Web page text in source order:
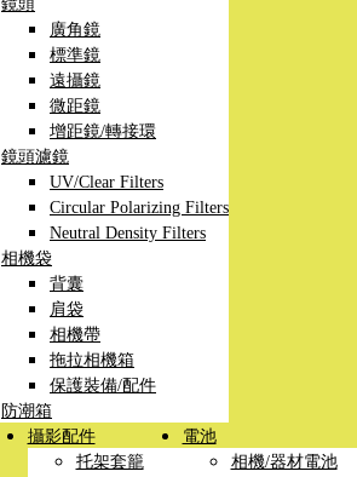
鏡頭
廣角鏡
標準鏡
遠攝鏡
微距鏡
增距鏡/轉接環
鏡頭濾鏡
UV/Clear Filters
Circular Polarizing Filters
Neutral Density Filters
相機袋
背囊
肩袋
相機帶
拖拉相機箱
保護裝備/配件
防潮箱
攝影配件
托架套籠
電池
相機/器材電池